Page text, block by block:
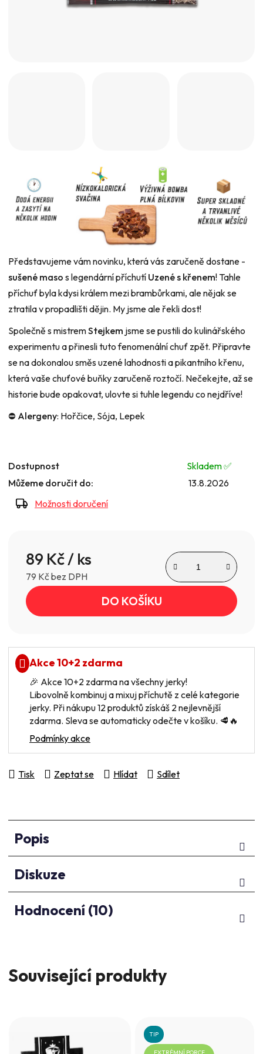
Představujeme vám novinku, která vás zaručeně dostane -
sušené maso s legendární příchutí Uzené s křenem! Tahle
příchuť byla kdysi králem mezi brambůrkami, ale nějak se
ztratila v propadlišti dějin. My jsme ale řekli dost!
Společně s mistremStejkem jsme se pustili do kulinářského
experimentu a přinesli tuto fenomenální chuť zpět. Připravte
se na dokonalou směs uzené lahodnosti a pikantního křenu,
která vaše chuťové buňky zaručeně roztočí. Nečekejte, až se
historie bude opakovat, ulovte si tuhle legendu co nejdříve!
⛔️ Alergeny: Hořčice, Sója, Lepek
Dostupnost
Skladem ✅️
Můžeme doručit do:
13.8.2026
Možnosti doručení
89 Kč/ ks
79 Kč bez DPH
Měrná cena:
DO KOŠÍKU
Akce 10+2 zdarma
🎉 Akce 10+2 zdarma na všechny jerky!
Libovolně kombinuj a mixuj příchutě z celé kategorie
jerky. Při nákupu 12 produktů získáš 2 nejlevnější
zdarma. Sleva se automaticky odečte v košíku. 🥩🔥
Podmínky akce
Tisk Zeptat se Hlídat Sdílet
Popis
Diskuze
Hodnocení (10)
Související produkty
TIP